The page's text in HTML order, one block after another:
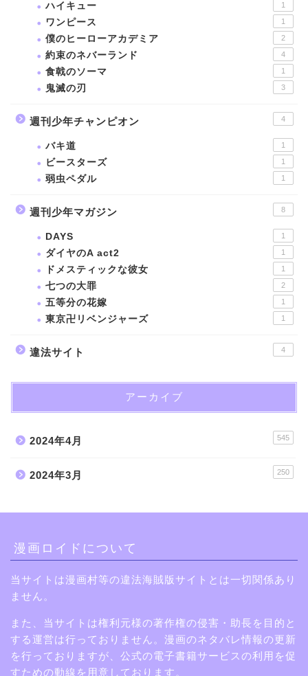
ハイキュー 1
ワンピース 1
僕のヒーローアカデミア 2
約束のネバーランド 4
食戟のソーマ 1
鬼滅の刃 3
週刊少年チャンピオン 4
バキ道 1
ビースターズ 1
弱虫ペダル 1
週刊少年マガジン 8
DAYS 1
ダイヤのA act2 1
ドメスティックな彼女 1
七つの大罪 2
五等分の花嫁 1
東京卍リベンジャーズ 1
違法サイト 4
アーカイブ
2024年4月 545
2024年3月 250
漫画ロイドについて
当サイトは漫画村等の違法海賊版サイトとは一切関係あり
ません。
また、当サイトは権利元様の著作権の侵害・助長を目的と
する運営は行っておりません。漫画のネタバレ情報の更新
を行っておりますが、公式の電子書籍サービスの利用を促
すための動線を用意しております。